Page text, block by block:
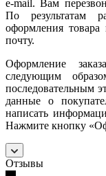
e-mail. Вам
По результатам
оформления
почту.
Оформление
следующим
последовательным
данные о
написать
Нажмите кнопку
Отзывы